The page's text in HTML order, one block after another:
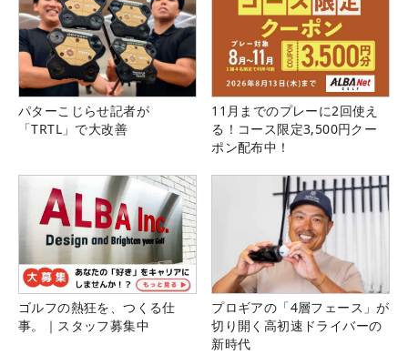
パターこじらせ記者が
「TRTL」で大改善
11月までのプレーに2回使え
る！コース限定3,500円クー
ポン配布中！
ゴルフの熱狂を、つくる仕
事。｜スタッフ募集中
プロギアの「4層フェース」が
切り開く高初速ドライバーの
新時代